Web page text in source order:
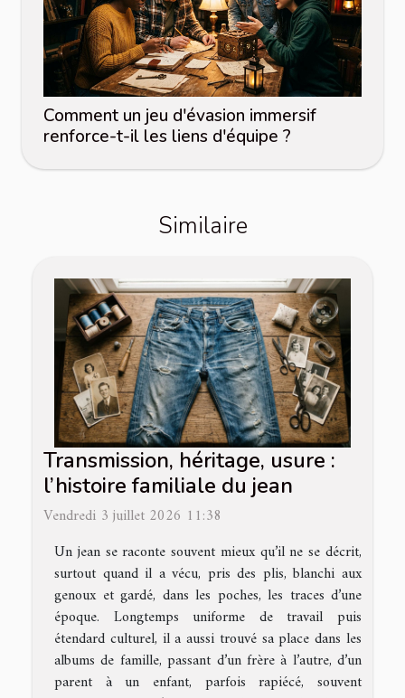
Comment un jeu d'évasion immersif
renforce-t-il les liens d'équipe ?
Similaire
Transmission, héritage, usure :
l’histoire familiale du jean
Vendredi 3 juillet 2026 11:38
Un jean se raconte souvent mieux qu’il ne se décrit,
surtout quand il a vécu, pris des plis, blanchi aux
genoux et gardé, dans les poches, les traces d’une
époque. Longtemps uniforme de travail puis
étendard culturel, il a aussi trouvé sa place dans les
albums de famille, passant d’un frère à l’autre, d’un
parent à un enfant, parfois rapiécé, souvent